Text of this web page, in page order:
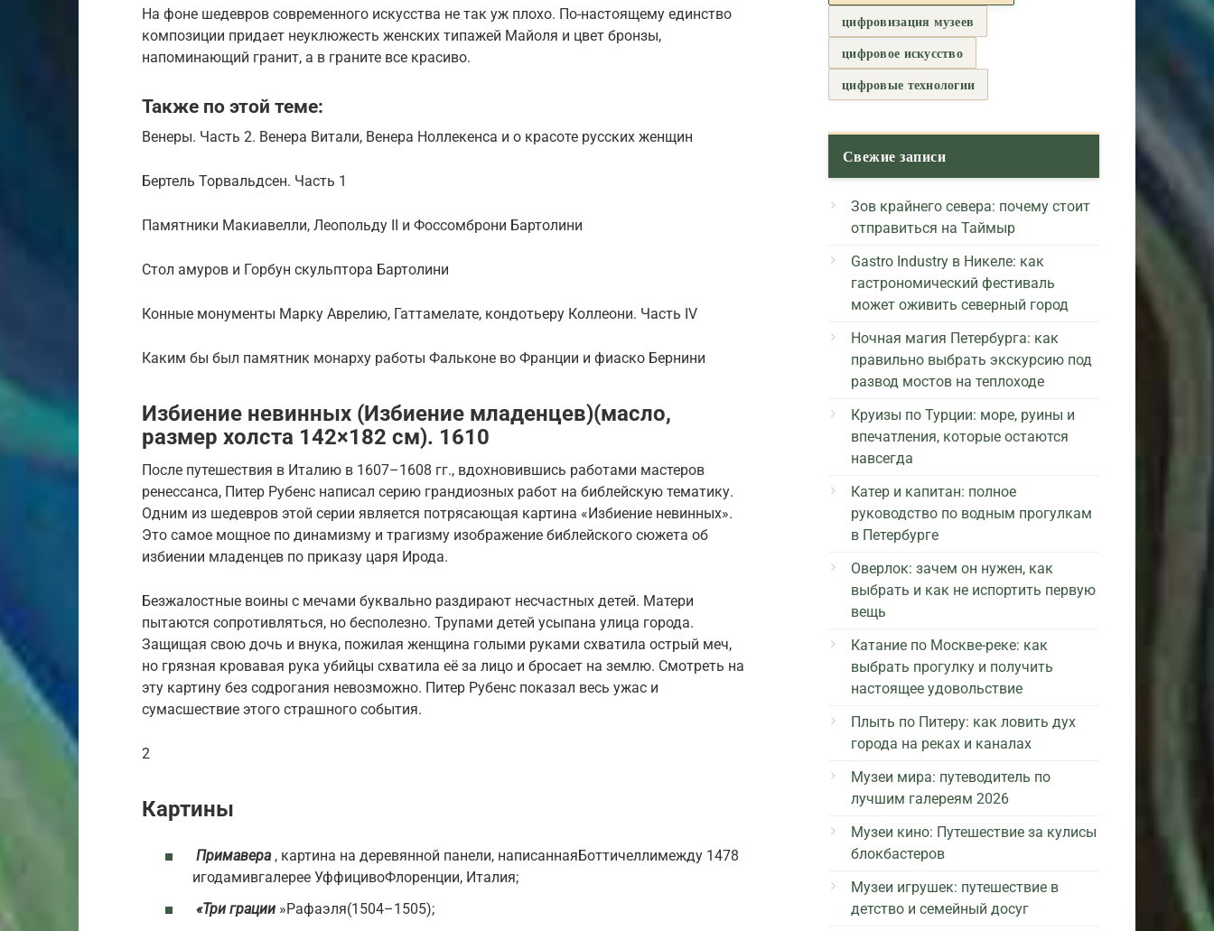
На фоне шедевров современного искусства не так уж плохо. По-настоящему единство
композиции придает неуклюжесть женских типажей Майоля и цвет бронзы,
напоминающий гранит, а в граните все красиво.
Также по этой теме:
Венеры. Часть 2. Венера Витали, Венера Ноллекенса и о красоте русских женщин
Бертель Торвальдсен. Часть 1
Памятники Макиавелли, Леопольду II и Фоссомброни Бартолини
Стол амуров и Горбун скульптора Бартолини
Конные монументы Марку Аврелию, Гаттамелате, кондотьеру Коллеони. Часть IV
Каким бы был памятник монарху работы Фальконе во Франции и фиаско Бернини
Избиение невинных (Избиение младенцев)(масло,
размер холста 142×182 см). 1610
После путешествия в Италию в 1607–1608 гг., вдохновившись работами мастеров
ренессанса, Питер Рубенс написал серию грандиозных работ на библейскую тематику.
Одним из шедевров этой серии является потрясающая картина «Избиение невинных».
Это самое мощное по динамизму и трагизму изображение библейского сюжета об
избиении младенцев по приказу царя Ирода.
Безжалостные воины с мечами буквально раздирают несчастных детей. Матери
пытаются сопротивляться, но бесполезно. Трупами детей усыпана улица города.
Защищая свою дочь и внука, пожилая женщина голыми руками схватила острый меч,
но грязная кровавая рука убийцы схватила её за лицо и бросает на землю. Смотреть на
эту картину без содрогания невозможно. Питер Рубенс показал весь ужас и
сумасшествие этого страшного события.
2
Картины
Примавера , картина на деревянной панели, написаннаяБоттичеллимежду 1478
игодамивгалерее УффицивоФлоренции, Италия;
«Три грации »Рафаэля(1504–1505);
цифровизация музеев
цифровое искусство
цифровые технологии
Свежие записи
Зов крайнего севера: почему стоит
отправиться на Таймыр
Gastro Industry в Никеле: как
гастрономический фестиваль
может оживить северный город
Ночная магия Петербурга: как
правильно выбрать экскурсию под
развод мостов на теплоходе
Круизы по Турции: море, руины и
впечатления, которые остаются
навсегда
Катер и капитан: полное
руководство по водным прогулкам
в Петербурге
Оверлок: зачем он нужен, как
выбрать и как не испортить первую
вещь
Катание по Москве-реке: как
выбрать прогулку и получить
настоящее удовольствие
Плыть по Питеру: как ловить дух
города на реках и каналах
Музеи мира: путеводитель по
лучшим галереям 2026
Музеи кино: Путешествие за кулисы
блокбастеров
Музеи игрушек: путешествие в
детство и семейный досуг